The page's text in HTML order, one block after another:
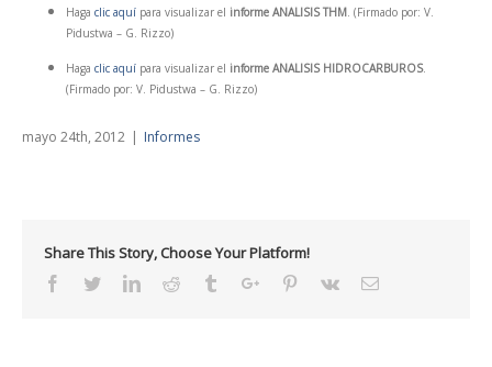
Haga clic aquí para visualizar el informe ANALISIS THM . (Firmado por: V.
Pidustwa – G. Rizzo)
Haga clic aquí para visualizar el informe ANALISIS HIDROCARBUROS.
(Firmado por: V. Pidustwa – G. Rizzo)
mayo 24th, 2012 | Informes
Share This Story, Choose Your Platform!
Facebook
TwitterLinkedinReddit TumblrGoogle+Pinterest
Vk Email